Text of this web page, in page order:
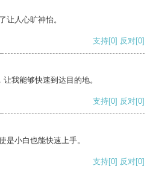
让人心旷神怡。
支持[0] 反对[0]
我能够快速到达目的地。
支持[0] 反对[0]
是小白也能快速上手。
支持[0] 反对[0]